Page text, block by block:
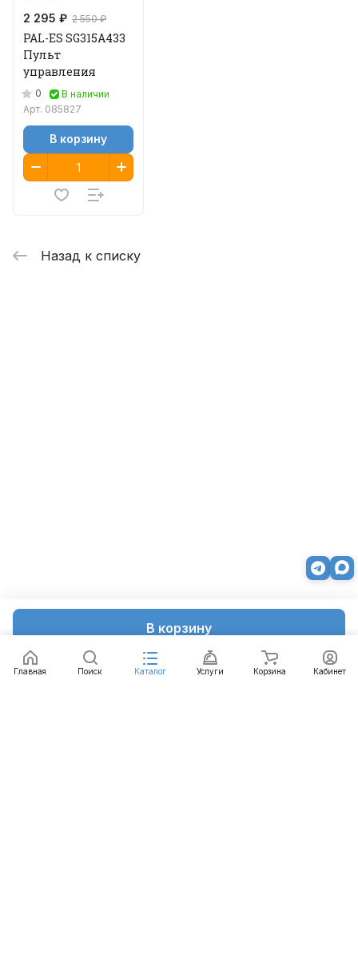
В корзину
2 295 ₽ 2 550 ₽
PAL-ES SG315A433
Пульт
управления
0
В наличии
Арт. 085827
В корзину
Назад к списку
Главная Поиск Каталог Услуги Корзина Кабинет